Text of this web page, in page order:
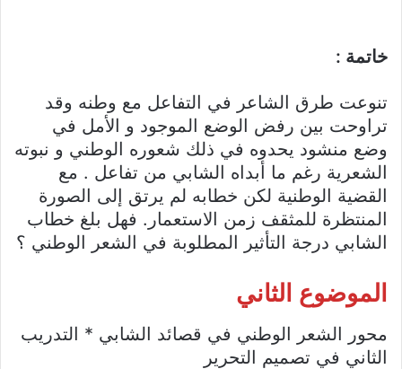
خاتمة :
تنوعت طرق الشاعر في التفاعل مع وطنه وقد
تراوحت بين رفض الوضع الموجود و الأمل في
وضع منشود يحدوه في ذلك شعوره الوطني و نبوته
الشعرية رغم ما أبداه الشابي من تفاعل . مع
القضية الوطنية لكن خطابه لم يرتق إلى الصورة
المنتظرة للمثقف زمن الاستعمار. فهل بلغ خطاب
الشابي درجة التأثير المطلوبة في الشعر الوطني ؟
الموضوع الثاني
محور الشعر الوطني في قصائد الشابي * التدريب
الثاني في تصميم التحرير